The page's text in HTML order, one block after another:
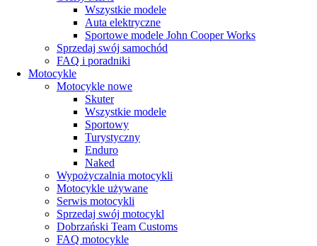
Wszystkie modele
Auta elektryczne
Sportowe modele John Cooper Works
Sprzedaj swój samochód
FAQ i poradniki
Motocykle
Motocykle nowe
Skuter
Wszystkie modele
Sportowy
Turystyczny
Enduro
Naked
Wypożyczalnia motocykli
Motocykle używane
Serwis motocykli
Sprzedaj swój motocykl
Dobrzański Team Customs
FAQ motocykle